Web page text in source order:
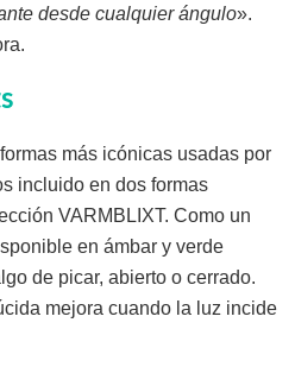
desde cualquier ángulo».
más icónicas usadas por
incluido en dos formas
VARMBLIXT. Como un
en ámbar y verde
de picar, abierto o cerrado.
mejora cuando la luz incide